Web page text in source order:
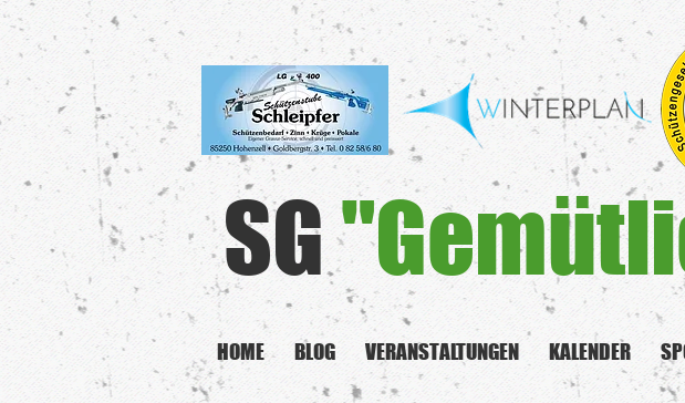
SG
HOME BLOG VERANSTALTUNGEN KALENDER